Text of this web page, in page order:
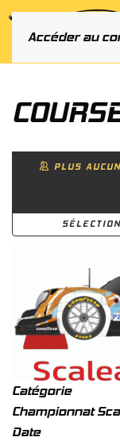
Accéder au
PLUS
Catégorie
Championnat
Date